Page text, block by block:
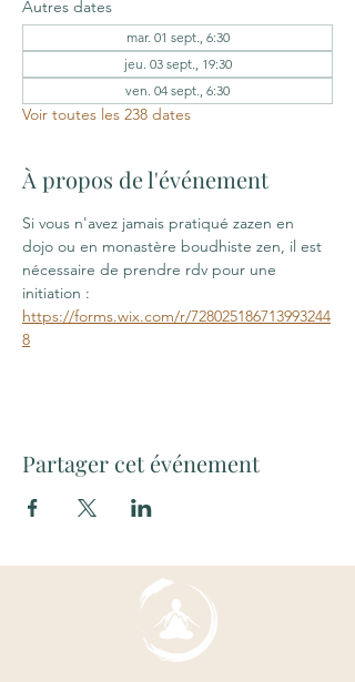
Autres dates
mar. 01 sept., 6:30
jeu. 03 sept., 19:30
ven. 04 sept., 6:30
Voir toutes les 238 dates
À propos de l'événement
Si vous n'avez jamais pratiqué zazen en
dojo ou en monastère boudhiste zen, il est
nécessaire de prendre rdv pour une
initiation :
https://forms.wix.com/r/728025186713993244
8
Partager cet événement